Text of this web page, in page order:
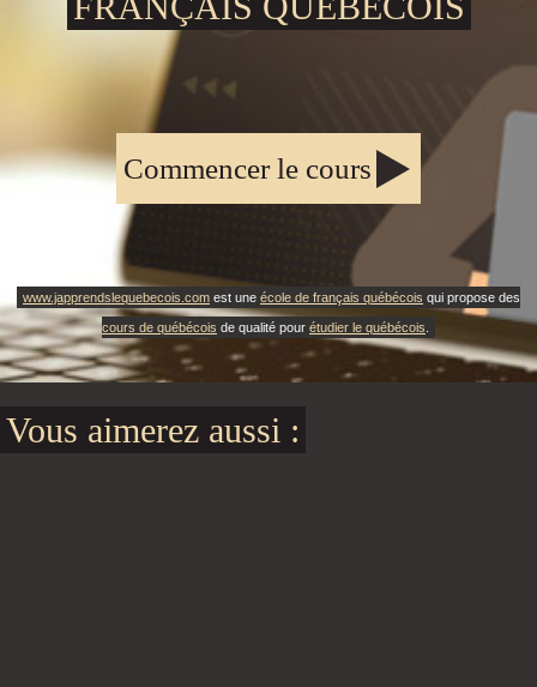
Commencer le cours
www.japprendslequebecois.com est une école de français québécois qui propose des
cours de québécois de qualité pour étudier le québécois
Vous aimerez aussi :